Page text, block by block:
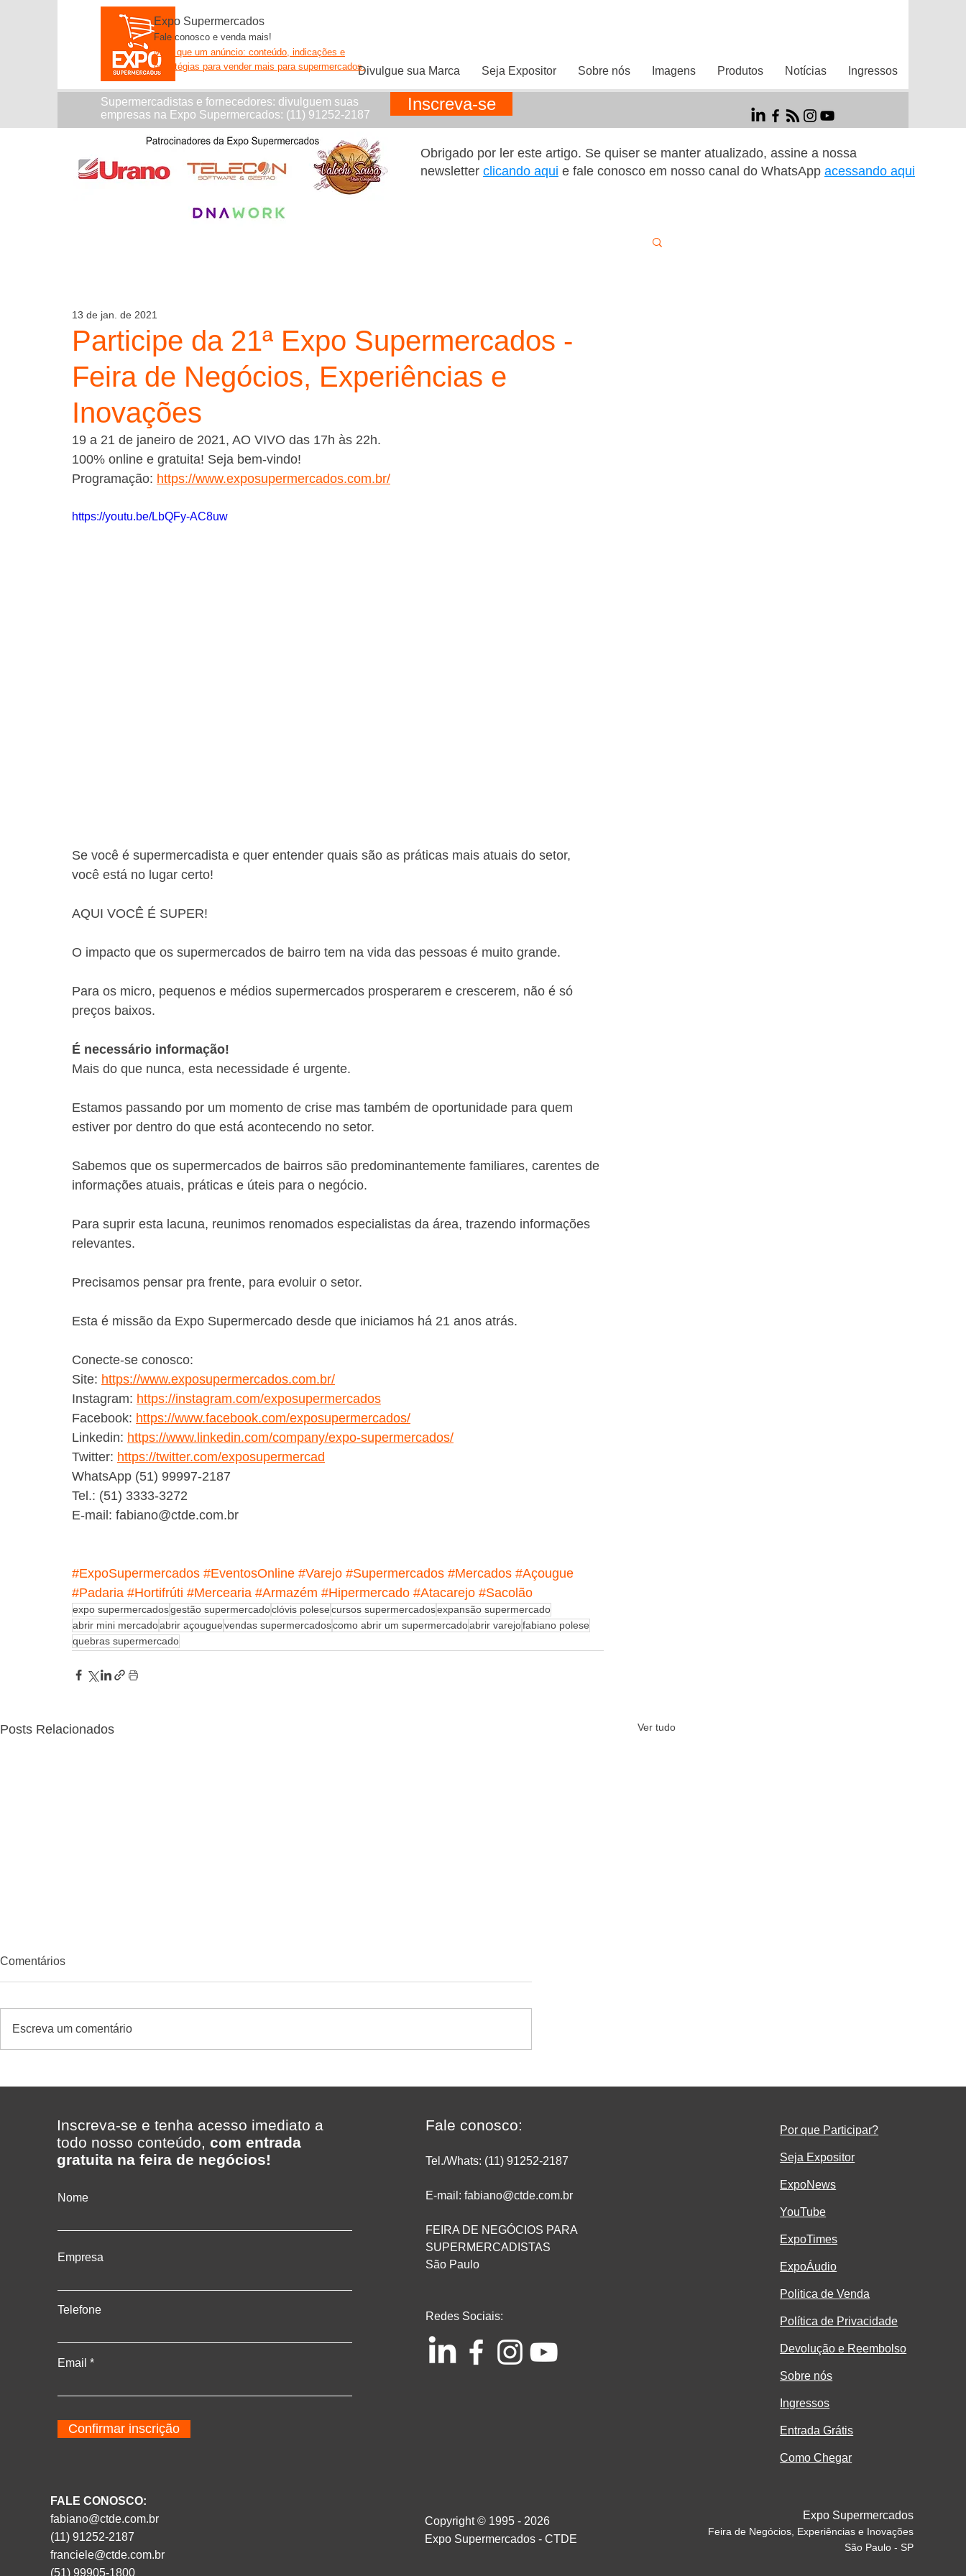
Divulgue sua Marca Seja Expositor Sobre nós Imagens Produtos Notícias Ingressos
Expo Supermercados
Fale conosco e venda mais!
Mais que um anúncio: conteúdo, indicações e
estratégias para vender mais para supermercados.
Supermercadistas e fornecedores: divulguem suas
empresas na Expo Supermercados: (11) 91252-2187
Inscreva-se
Obrigado por ler este artigo. Se quiser se manter atualizado, assine a nossa
newsletter clicando aqui e fale conosco em nosso canal do WhatsApp acessando aqui
Participe da 21ª Expo Supermercados -
Feira de Negócios, Experiências e
Inovações
13 de jan. de 2021
19 a 21 de janeiro de 2021, AO VIVO das 17h às 22h.
100% online e gratuita! Seja bem-vindo!
Programação: https://www.exposupermercados.com.br/
https://youtu.be/LbQFy-AC8uw
Se você é supermercadista e quer entender quais são as práticas mais atuais do setor,
você está no lugar certo!
AQUI VOCÊ É SUPER!
O impacto que os supermercados de bairro tem na vida das pessoas é muito grande.
Para os micro, pequenos e médios supermercados prosperarem e crescerem, não é só
preços baixos.
É necessário informação!
Mais do que nunca, esta necessidade é urgente.
Estamos passando por um momento de crise mas também de oportunidade para quem
estiver por dentro do que está acontecendo no setor.
Sabemos que os supermercados de bairros são predominantemente familiares, carentes de
informações atuais, práticas e úteis para o negócio.
Para suprir esta lacuna, reunimos renomados especialistas da área, trazendo informações
relevantes.
Precisamos pensar pra frente, para evoluir o setor.
Esta é missão da Expo Supermercado desde que iniciamos há 21 anos atrás.
Conecte-se conosco:
Site: https://www.exposupermercados.com.br/
Instagram: https://instagram.com/exposupermercados
Facebook: https://www.facebook.com/exposupermercados/
Linkedin: https://www.linkedin.com/company/expo-supermercados/
Twitter: https://twitter.com/exposupermercad
WhatsApp (51) 99997-2187
Tel.: (51) 3333-3272
E-mail: fabiano@ctde.com.br
#ExpoSupermercados #EventosOnline #Varejo #Supermercados #Mercados #Açougue
#Padaria #Hortifrúti #Mercearia #Armazém #Hipermercado #Atacarejo #Sacolão
expo supermercadosgestão supermercadoclóvis polesecursos supermercadosexpansão supermercado
abrir mini mercadoabrir açouguevendas supermercadoscomo abrir um supermercadoabrir varejofabiano polese
quebras supermercado
Posts Relacionados Ver tudo
Supermercado de Porto
como escolher um excelente
caso Supermercado Madi
com a Telecon Software &
Gestão
gerar resultado no
Comentários
Escreva um comentário
Inscreva-se e tenha acesso imediato a
todo nosso conteúdo, com entrada
gratuita na feira de negócios!
Nome
Empresa
Telefone
Email
Confirmar inscrição
FALE CONOSCO:
fabiano@ctde.com.br
(11) 91252-2187
franciele@ctde.com.br
(51) 99905-1800
Fale conosco:
Tel./Whats: (11) 91252-2187
E-mail: fabiano@ctde.com.br
FEIRA DE NEGÓCIOS PARA
SUPERMERCADISTAS
São Paulo
Redes Sociais:
Copyright © 1995 - 2026
Expo Supermercados - CTDE
Por que Participar?
Seja Expositor
ExpoNews
YouTube
ExpoTimes
ExpoÁudio
Politica de Venda
Política de Privacidade
Devolução e Reembolso
Sobre nós
Ingressos
Entrada Grátis
Como Chegar
Expo Supermercados
Feira de Negócios, Experiências e Inovações
São Paulo - SP